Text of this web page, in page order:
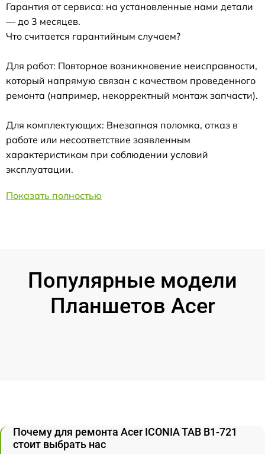
Гарантия от сервиса: на установленные нами детали
— до 3 месяцев.
Что считается гарантийным случаем?
Для работ: Повторное возникновение неисправности,
который напрямую связан с качеством проведенного
ремонта (например, некорректный монтаж запчасти).
Для комплектующих: Внезапная поломка, отказ в
работе или несоответствие заявленным
характеристикам при соблюдении условий
эксплуатации.
Показать полностью
Популярные модели
Планшетов Acer
Почему для ремонта Acer ICONIA TAB B1-721
стоит выбрать нас